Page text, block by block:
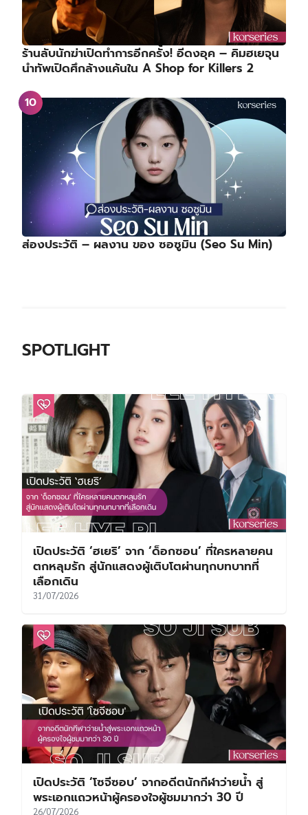
ร้านลับนักฆ่าเปิดทำการอีกครั้ง! อีดงอุค – คิมฮเยจุน
นำทัพเปิดศึกล้างแค้นใน A Shop for Killers 2
ส่องประวัติ – ผลงาน ของ ซอซูมิน (Seo Su Min)
SPOTLIGHT
เปิดประวัติ ‘ฮเยริ’ จาก ‘ด็อกซอน’ ที่ใครหลายคน
ตกหลุมรัก สู่นักแสดงผู้เติบโตผ่านทุกบทบาทที่
เลือกเดิน
31/07/2026
เปิดประวัติ ‘โซจีซอบ’ จากอดีตนักกีฬาว่ายน้ำ สู่
พระเอกแถวหน้าผู้ครองใจผู้ชมมากว่า 30 ปี
26/07/2026